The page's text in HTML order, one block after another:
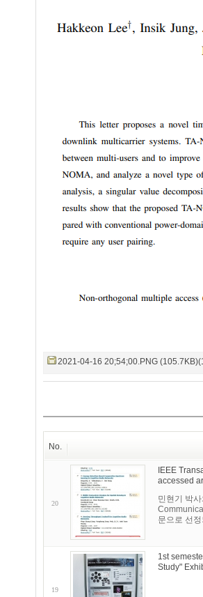
2021-04-16 20;54;00.PNG
No.
20
IEEE
accessed
민현기 박
문으로 선
19
1st
Study"